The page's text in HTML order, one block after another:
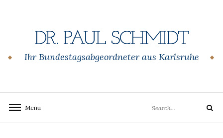
DR. PAUL SCHMIDT
Ihr Bundestagsabgeordneter aus Karlsruhe
Menu
for:
Search